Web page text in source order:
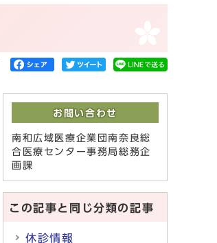
お問い合わせ
南和広域医療企業団南奈良総
合医療センター事務局総務企
画課
この記事と同じ分類の記事
休診情報